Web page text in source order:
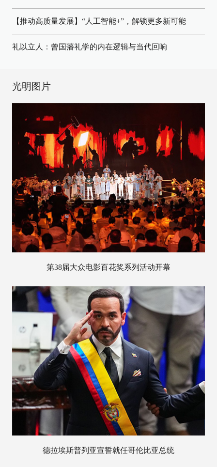
【推动高质量发展】“人工智能+”，解锁更多新可能
礼以立人：曾国藩礼学的内在逻辑与当代回响
光明图片
第38届大众电影百花奖系列活动开幕
德拉埃斯普列亚宣誓就任哥伦比亚总统